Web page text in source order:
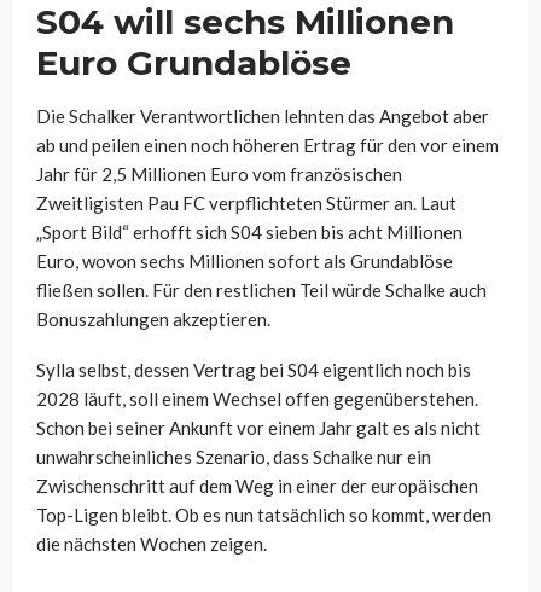
S04 will sechs Millionen
Euro Grundablöse
Die Schalker Verantwortlichen lehnten das Angebot aber
ab und peilen einen noch höheren Ertrag für den vor einem
Jahr für 2,5 Millionen Euro vom französischen
Zweitligisten Pau FC verpflichteten Stürmer an. Laut
„Sport Bild“ erhofft sich S04 sieben bis acht Millionen
Euro, wovon sechs Millionen sofort als Grundablöse
fließen sollen. Für den restlichen Teil würde Schalke auch
Bonuszahlungen akzeptieren.
Sylla selbst, dessen Vertrag bei S04 eigentlich noch bis
2028 läuft, soll einem Wechsel offen gegenüberstehen.
Schon bei seiner Ankunft vor einem Jahr galt es als nicht
unwahrscheinliches Szenario, dass Schalke nur ein
Zwischenschritt auf dem Weg in einer der europäischen
Top-Ligen bleibt. Ob es nun tatsächlich so kommt, werden
die nächsten Wochen zeigen.